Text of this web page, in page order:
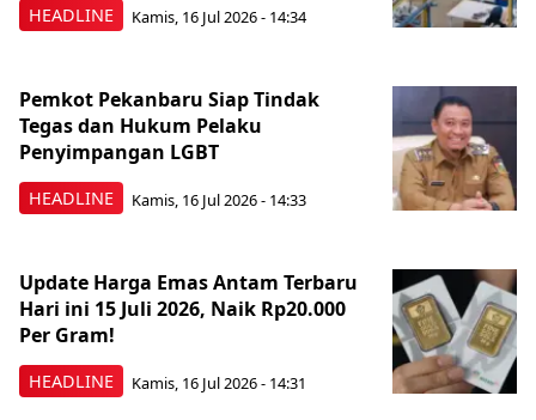
HEADLINE Kamis, 16 Jul 2026 - 14:34
HEADLINE
Pemkot Pekanbaru Siap Tindak
Tegas dan Hukum Pelaku
Penyimpangan LGBT
Kamis, 16 Jul 2026 - 14:33
HEADLINE
Update Harga Emas Antam Terbaru
Hari ini 15 Juli 2026, Naik Rp20.000
Per Gram!
Kamis, 16 Jul 2026 - 14:31